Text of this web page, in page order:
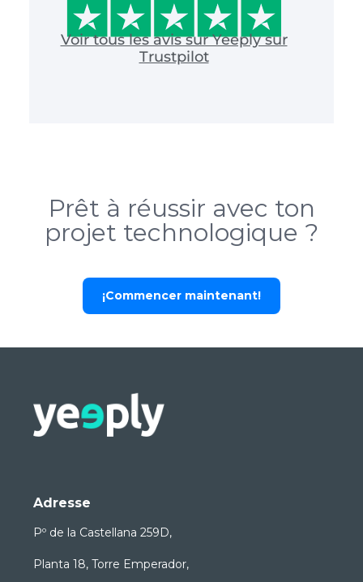
Voir tous les avis sur Yeeply sur
Trustpilot
Prêt à réussir avec ton
projet technologique ?
¡Commencer maintenant!
Adresse
Pº de la Castellana 259D,
Planta 18, Torre Emperador,